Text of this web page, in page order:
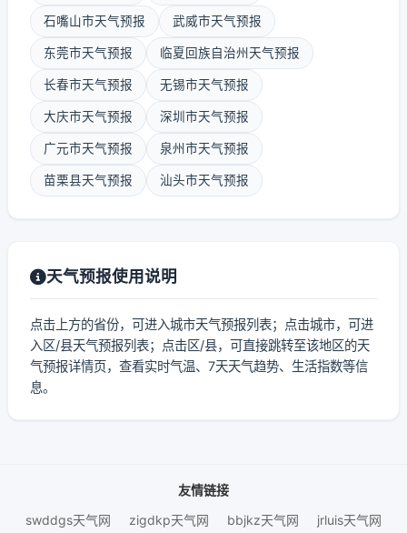
石嘴山市天气预报 武威市天气预报
东莞市天气预报 临夏回族自治州天气预报
长春市天气预报 无锡市天气预报
大庆市天气预报 深圳市天气预报
广元市天气预报 泉州市天气预报
苗栗县天气预报 汕头市天气预报
天气预报使用说明
点击上方的省份，可进入城市天气预报列表；点击城市，可进
入区/县天气预报列表；点击区/县，可直接跳转至该地区的天
气预报详情页，查看实时气温、7天天气趋势、生活指数等信
息。
友情链接
swddgs天气网
zigdkp天气网 bbjkz天气网 jrluis天气网